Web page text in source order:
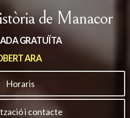
de Manacor
GRATUÏTA
ARA
Horaris
i contacte